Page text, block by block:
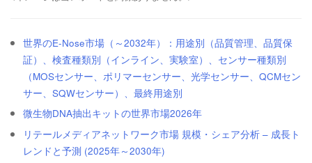
世界のE-Nose市場（～2032年）：用途別（品質管理、品質保
証）、検査種類別（インライン、実験室）、センサー種類別
（MOSセンサー、ポリマーセンサー、光学センサー、QCMセン
サー、SQWセンサー）、最終用途別
微生物DNA抽出キットの世界市場2026年
リテールメディアネットワーク市場 規模・シェア分析 – 成長ト
レンドと予測 (2025年～2030年)